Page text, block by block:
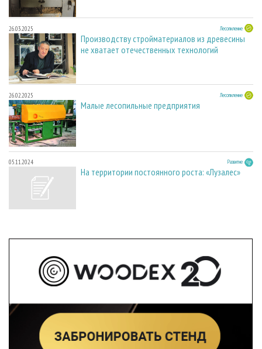
26.03.2025 Лесопиление
Производству стройматериалов из древесины
не хватает отечественных технологий
26.02.2025 Лесопиление
Малые лесопильные предприятия
05.11.2024 Развитие
На территории постоянного роста: «Лузалес»